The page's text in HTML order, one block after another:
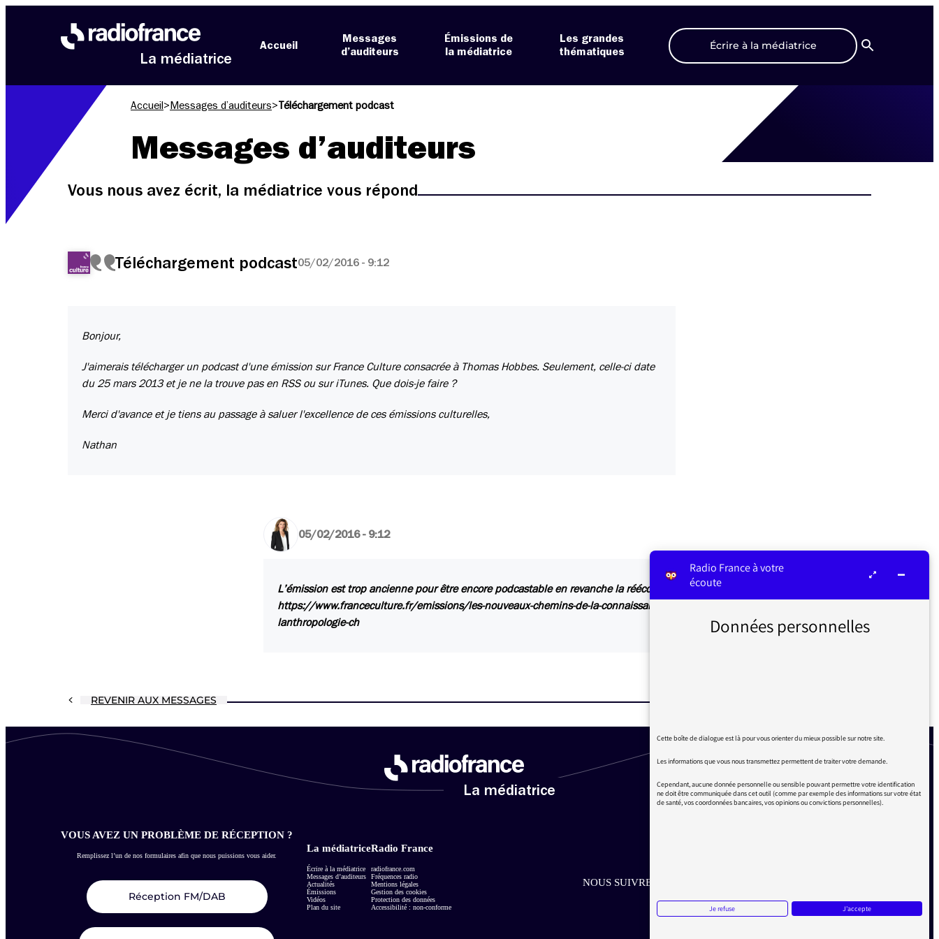
La médiatrice
Accueil
Messages
d’auditeurs
Émissions de
la médiatrice
Les grandes
thématiques
Écrire à la médiatrice
Recherche
Accueil > Messages d’auditeurs>Téléchargement podcast
Messages d’auditeurs
Vous nous avez écrit, la médiatrice vous répond
Téléchargement podcast05/02/2016 - 9:12
Bonjour,
J'aimerais télécharger un podcast d'une émission sur France Culture consacrée à Thomas Hobbes. Seulement, celle-ci date
du 25 mars 2013 et je ne la trouve pas en RSS ou sur iTunes. Que dois-je faire ?
Merci d'avance et je tiens au passage à saluer l'excellence de ces émissions culturelles,
Nathan
05/02/2016 - 9:12
L’émission est trop ancienne pour être encore podcastable en revanche la réécoute est possible
https://www.franceculture.fr/emissions/les-nouveaux-chemins-de-la-connaissance/le-leviathan-de-thomas-hobbes-14-
lanthropologie-ch
REVENIR AUX MESSAGES
La médiatrice
VOUS AVEZ UN PROBLÈME DE RÉCEPTION ?
Remplissez l’un de nos formulaires afin que nous puissions vous aider.
Réception FM/DAB
La médiatrice
Écrire à la médiatrice
Messages d’auditeurs
Actualités
Émissions
Vidéos
Plan du site
Radio France
radiofrance.com
Fréquences radio
Mentions légales
Gestion des cookies
Protection des données
Accessibilité : non-conforme
NOUS SUIVRE SUR LES RÉSEAUX
Aller sur la page Facebook de la Médiatrice
Aller sur la page Twitter de la Médiatrice
Aller sur la page Instagram de la Médiatrice
Radio France à votre
écoute
Données personnelles
Cette boîte de dialogue est là pour vous orienter du mieux possible sur notre site.
Les informations que vous nous transmettez permettent de traiter votre demande.
Cependant, aucune donnée personnelle ou sensible pouvant permettre votre identification
ne doit être communiquée dans cet outil (comme par exemple des informations sur votre état
de santé, vos coordonnées bancaires, vos opinions ou convictions personnelles).
Je refuse J'accepte